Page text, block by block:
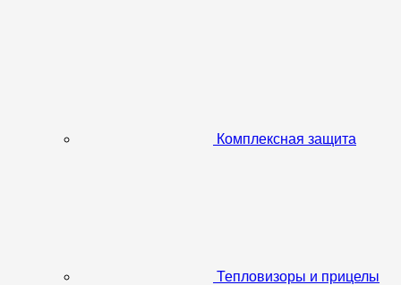
Комплексная защита
Тепловизоры и прицелы